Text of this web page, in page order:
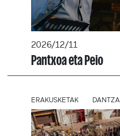
2026/12/11
Pantxoa eta Peio
ERAKUSKETAK DANTZA